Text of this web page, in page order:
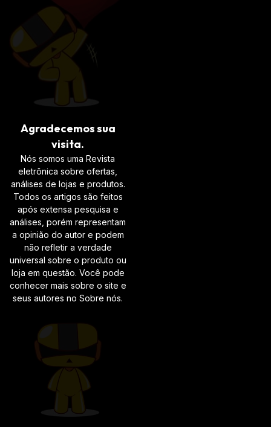
Agradecemos sua
visita.
Nós somos uma Revista
eletrônica sobre ofertas,
análises de lojas e produtos.
Todos os artigos são feitos
após extensa pesquisa e
análises, porém representam
a opinião do autor e podem
não refletir a verdade
universal sobre o produto ou
loja em questão. Você pode
conhecer mais sobre o site e
seus autores no Sobre nós.